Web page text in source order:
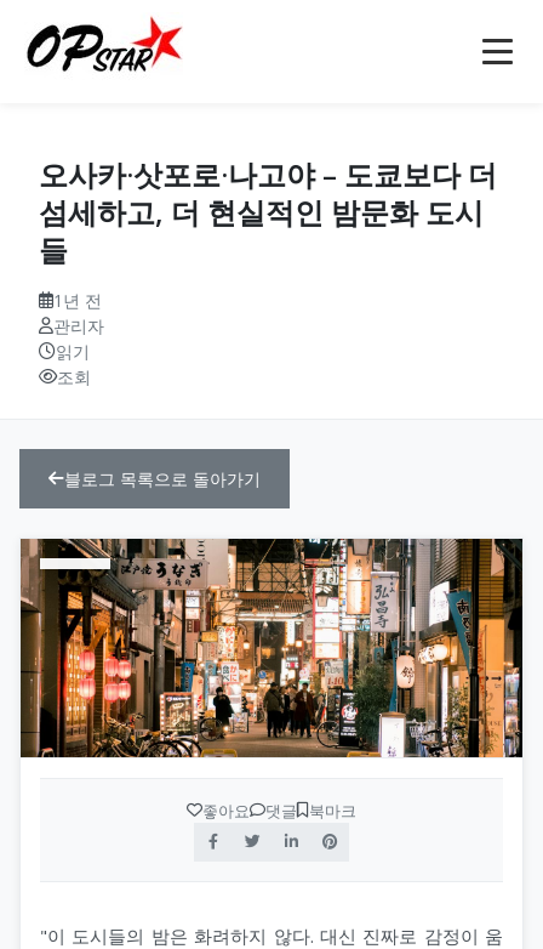
오피
강남오피(강남op)
역삼오피(역삼op)
선릉오피(선릉op)
부천오피(부천op)
수원오피(수원op)
안산오피(안산op)
평택오피(평택op)
천안오피(천안op)
대구오피(대구op)
오피사이트
오피사이트
op사이트
오피 모음
op사이트 순위
업소사이트
오피 순위
가짜 오피 판별법
오피스타 최신주소
오피 정보
소개
안마
휴게텔
스웨디시
스파
발마사지
습식마사지
문의
오사카·삿포로·나고야 – 도쿄보다 더
섬세하고, 더 현실적인 밤문화 도시
들
1년 전
관리자
읽기
조회
블로그 목록으로 돌아가기
좋아요 댓글 북마크
"이 도시들의 밤은 화려하지 않다. 대신 진짜로 감정이 움